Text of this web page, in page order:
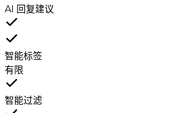
AI 回复建议
智能标签
有限
智能过滤